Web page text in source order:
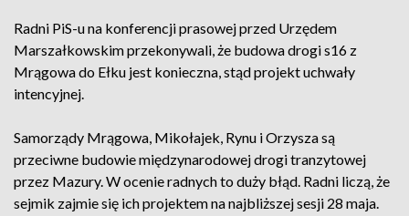
Radni PiS-u na konferencji prasowej przed Urzędem
Marszałkowskim przekonywali, że budowa drogi s16 z
Mrągowa do Ełku jest konieczna, stąd projekt uchwały
intencyjnej.
Samorządy Mrągowa, Mikołajek, Rynu i Orzysza są
przeciwne budowie międzynarodowej drogi tranzytowej
przez Mazury. W ocenie radnych to duży błąd. Radni liczą, że
sejmik zajmie się ich projektem na najbliższej sesji 28 maja.